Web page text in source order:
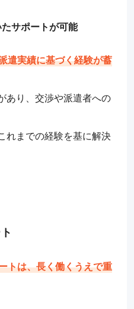
サポートが可能
遣実績に基づく経験が蓄
あり、交渉や派遣者への
れまでの経験を基に解決
トは、長く働くうえで重